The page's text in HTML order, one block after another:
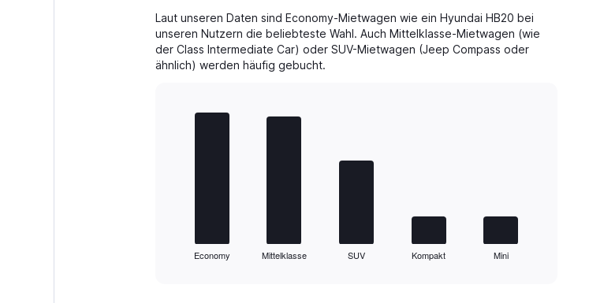
Laut unseren Daten sind Economy-Mietwagen wie ein Hyundai HB20 bei
unseren Nutzern die beliebteste Wahl. Auch Mittelklasse-Mietwagen (wie
der Class Intermediate Car) oder SUV-Mietwagen (Jeep Compass oder
ähnlich) werden häufig gebucht.
Economy Mittelklasse SUV Kompakt Mini